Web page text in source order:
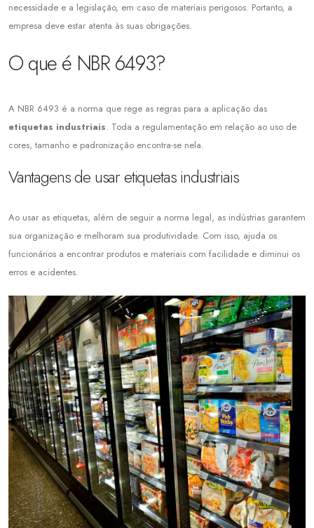
necessidade e a legislação, em caso de materiais perigosos. Portanto, a
empresa deve estar atenta às suas obrigações.
O que é NBR 6493?
A NBR 6493 é a norma que rege as regras para a aplicação das
etiquetas industriais. Toda a regulamentação em relação ao uso de
cores, tamanho e padronização encontra-se nela.
Vantagens de usar etiquetas industriais
Ao usar as etiquetas, além de seguir a norma legal, as indústrias garantem
sua organização e melhoram sua produtividade. Com isso, ajuda os
funcionários a encontrar produtos e materiais com facilidade e diminui os
erros e acidentes.